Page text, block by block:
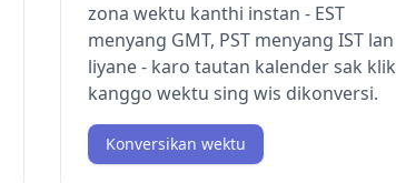
zona wektu kanthi instan - EST
menyang GMT, PST menyang IST lan
liyane - karo tautan kalender sak klik
kanggo wektu sing wis dikonversi.
Konversikan wektu